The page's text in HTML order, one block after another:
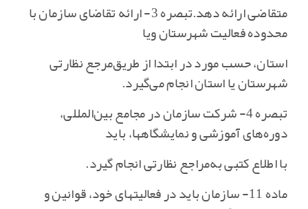
متقاضی ارائه دهد.تبصره 3- ارائه تقاضای سازمان با
محدوده فعالیت شهرستان ویا
استان‌، حسب مورد در ابتدا از طریق‌مرجع نظارتی
شهرستان یا استان انجام می‌گیرد.
تبصره 4- شرکت سازمان در مجامع بین‌المللی‌،
دوره‌های آموزشی و نمایشگاهها، باید
با اطلاع کتبی به‌مراجع نظارتی انجام گیرد.
ماده 11- سازمان باید در فعالیتهای خود، قوانین و